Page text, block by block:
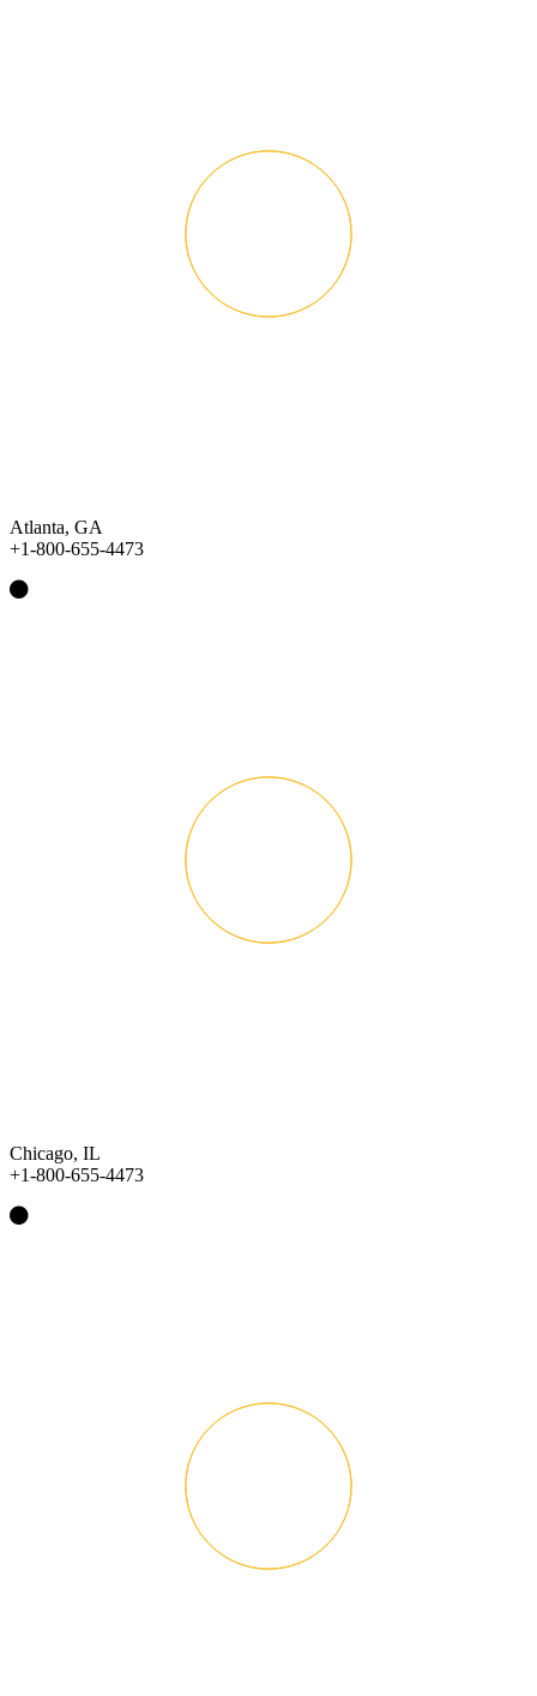
Atlanta, GA
+1-800-655-4473
Chicago, IL
+1-800-655-4473